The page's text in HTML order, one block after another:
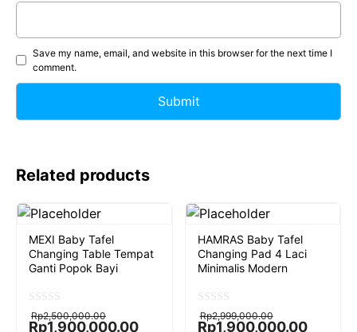
Save my name, email, and website in this browser for the next time I
comment.
Related products
MEXI Baby Tafel
Changing Table Tempat
Ganti Popok Bayi
0
o
Rp2,500,000.00
Original
price
Rp1,900,000.00
Current
price
HAMRAS Baby Tafel
Changing Pad 4 Laci
Minimalis Modern
0
o
Rp2,999,000.00
Original
price
Rp1,900,000.00
Current
price